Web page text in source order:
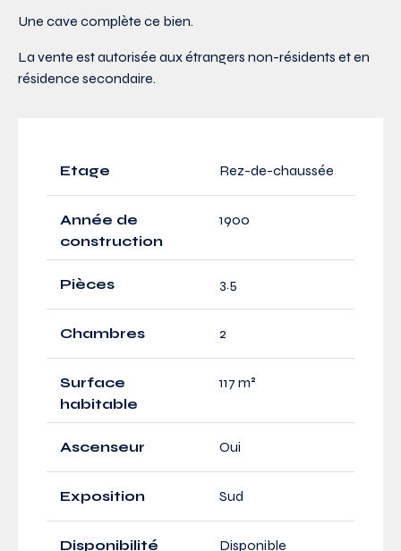
Une cave complète ce bien.
La vente est autorisée aux étrangers non-résidents et en
résidence secondaire.
Etage Rez-de-chaussée
Année de
construction
1900
Pièces 3.5
Chambres 2
Surface
habitable
117 m²
Ascenseur Oui
Exposition Sud
Disponibilité
Disponible